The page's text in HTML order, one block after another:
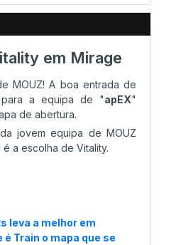
o Stage 2
pela qualificação
em Mirage
MOUZ! A boa entrada de
a equipa de "apEX"
de abertura.
jovem equipa de MOUZ
é a escolha de Vitality.
leva a melhor em
é Train o mapa que se